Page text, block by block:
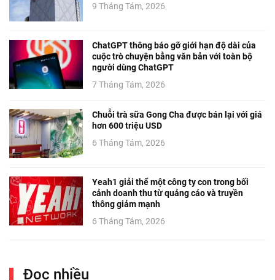
9 Tháng Tám, 2026
ChatGPT thông báo gỡ giới hạn độ dài của
cuộc trò chuyện bằng văn bản với toàn bộ
người dùng ChatGPT
7 Tháng Tám, 2026
Chuỗi trà sữa Gong Cha được bán lại với giá
hơn 600 triệu USD
6 Tháng Tám, 2026
Yeah1 giải thể một công ty con trong bối
cảnh doanh thu từ quảng cáo và truyền
thông giảm mạnh
6 Tháng Tám, 2026
Đọc nhiều